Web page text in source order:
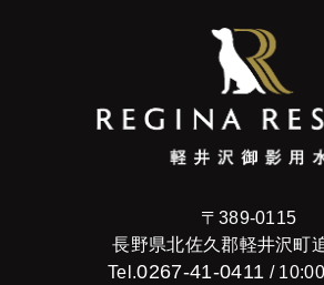
〒389-0115
長野県北佐久郡軽井沢町
Tel.0267-41-0411 /